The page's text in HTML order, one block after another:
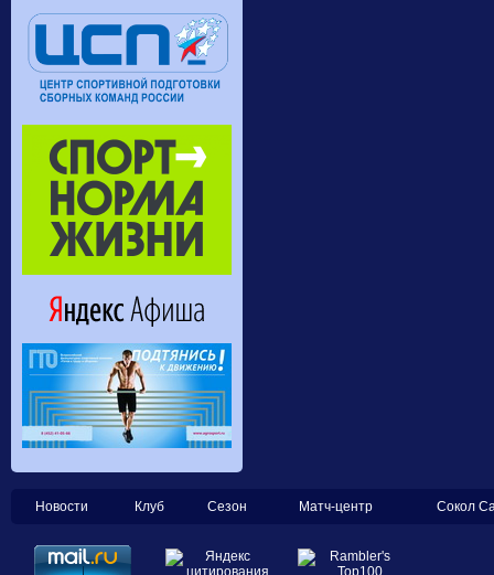
Новости Клуб Сезон Матч-центр Сокол